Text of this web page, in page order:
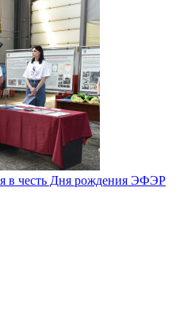
в честь Дня рождения ЭФЭР